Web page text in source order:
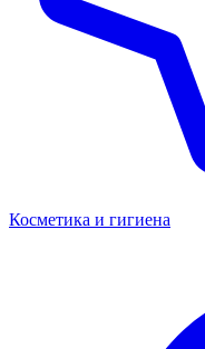
Косметика и гигиена